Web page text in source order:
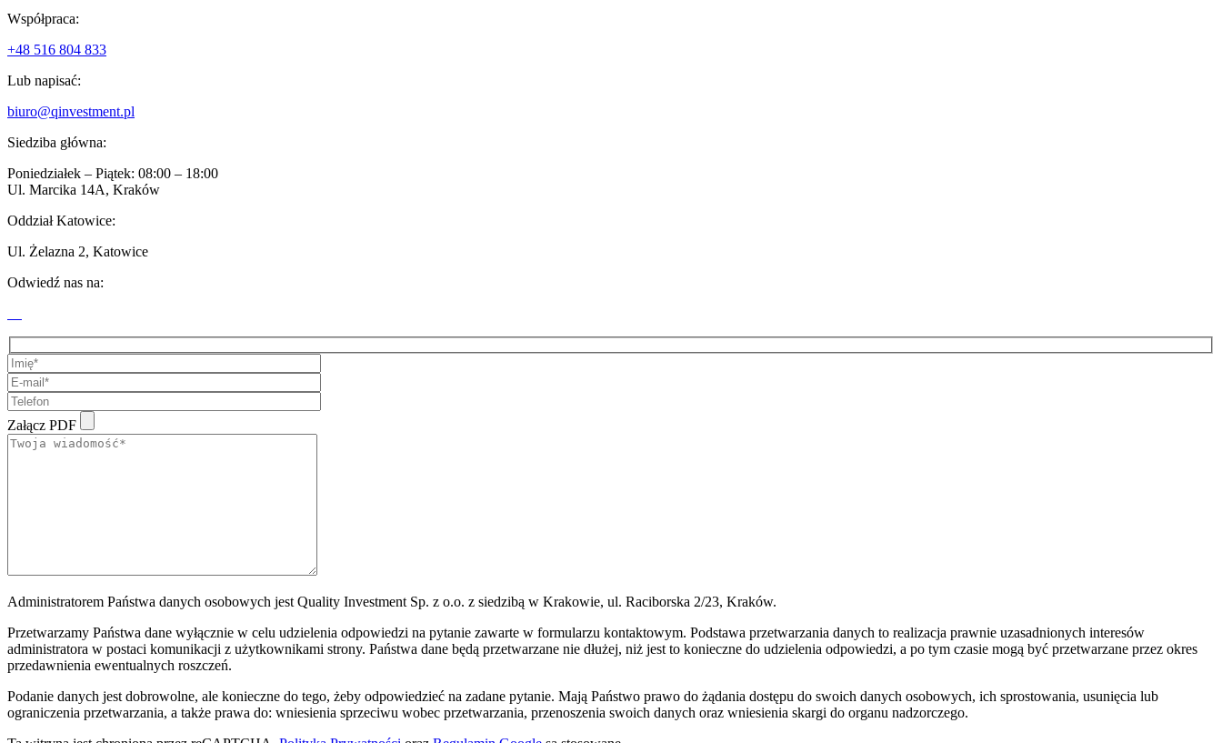
Współpraca:
+48 516 804 833
Lub napisać:
biuro@qinvestment.pl
Siedziba główna:
Poniedziałek – Piątek: 08:00 – 18:00
Ul. Marcika 14A, Kraków
Oddział Katowice:
Ul. Żelazna 2, Katowice
Odwiedź nas na:
Załącz PDF
Administratorem Państwa danych osobowych jest Quality Investment Sp. z o.o. z siedzibą w Krakowie, ul. Raciborska 2/23, Kraków.
Przetwarzamy Państwa dane wyłącznie w celu udzielenia odpowiedzi na pytanie zawarte w formularzu kontaktowym. Podstawa przetwarzania danych to realizacja prawnie uzasadnionych interesów
administratora w postaci komunikacji z użytkownikami strony. Państwa dane będą przetwarzane nie dłużej, niż jest to konieczne do udzielenia odpowiedzi, a po tym czasie mogą być przetwarzane przez okres
przedawnienia ewentualnych roszczeń.
Podanie danych jest dobrowolne, ale konieczne do tego, żeby odpowiedzieć na zadane pytanie. Mają Państwo prawo do żądania dostępu do swoich danych osobowych, ich sprostowania, usunięcia lub
ograniczenia przetwarzania, a także prawa do: wniesienia sprzeciwu wobec przetwarzania, przenoszenia swoich danych oraz wniesienia skargi do organu nadzorczego.